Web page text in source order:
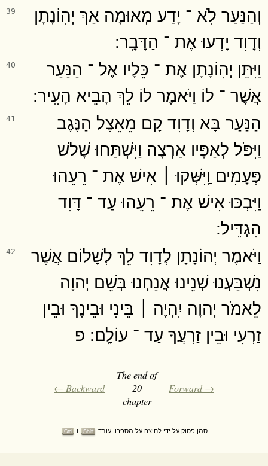
39
וְהַנַּעַר לֹֽא ־ יָדַע מְאוּמָה אַךְ יְהֽוֹנָתָן
וְדָוִד יָדְעוּ אֶת ־ הַדָּבָֽר ׃
40
וַיִּתֵּן יְהֽוֹנָתָן אֶת ־ כֵּלָיו אֶל ־ הַנַּעַר
אֲשֶׁר ־ לוֹ וַיֹּאמֶר לוֹ לֵךְ הָבֵיא הָעִֽיר ׃
41
הַנַּעַר בָּא וְדָוִד קָם מֵאֵצֶל הַנֶּגֶב
וַיִּפֹּל לְאַפָּיו אַרְצָה וַיִּשְׁתַּחוּ שָׁלֹשׁ
פְּעָמִים וַֽיִּשְּׁקוּ ׀ אִישׁ אֶת ־ רֵעֵהוּ
וַיִּבְכּוּ אִישׁ אֶת ־ רֵעֵהוּ עַד ־ דָּוִד
הִגְדִּֽיל ׃
42
וַיֹּאמֶר יְהוֹנָתָן לְדָוִד לֵךְ לְשָׁלוֹם אֲשֶׁר
נִשְׁבַּעְנוּ שְׁנֵינוּ אֲנַחְנוּ בְּשֵׁם יְהוָה
לֵאמֹר יְהוָה יִֽהְיֶה ׀ בֵּינִי וּבֵינֶךָ וּבֵין
זַרְעִי וּבֵין זַרְעֲךָ עַד ־ עוֹלָֽם ׃ פ
← Backward
The end of
20
chapter
Forward →
סמן פסוק על ידי לחיצה על מספרו. עובד Shift ו Ctrl